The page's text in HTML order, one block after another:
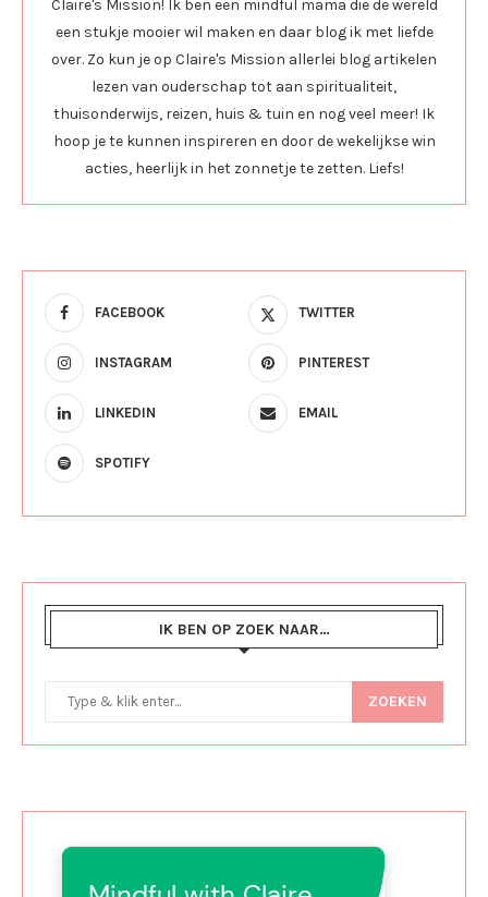
Claire's Mission! Ik ben een mindful mama die de wereld
een stukje mooier wil maken en daar blog ik met liefde
over. Zo kun je op Claire's Mission allerlei blog artikelen
lezen van ouderschap tot aan spiritualiteit,
thuisonderwijs, reizen, huis & tuin en nog veel meer! Ik
hoop je te kunnen inspireren en door de wekelijkse win
acties, heerlijk in het zonnetje te zetten. Liefs!
FACEBOOK TWITTER
INSTAGRAM PINTEREST
LINKEDIN EMAIL
SPOTIFY
IK BEN OP ZOEK NAAR…
ZOEKEN